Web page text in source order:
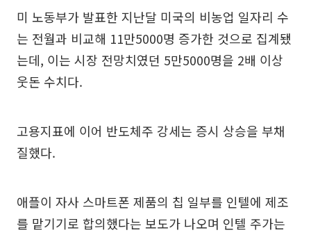
미 노동부가 발표한 지난달 미국의 비농업 일자리 수
는 전월과 비교해 11만5000명 증가한 것으로 집계됐
는데, 이는 시장 전망치였던 5만5000명을 2배 이상
웃돈 수치다.
고용지표에 이어 반도체주 강세는 증시 상승을 부채
질했다.
애플이 자사 스마트폰 제품의 칩 일부를 인텔에 제조
를 맡기기로 합의했다는 보도가 나오며 인텔 주가는